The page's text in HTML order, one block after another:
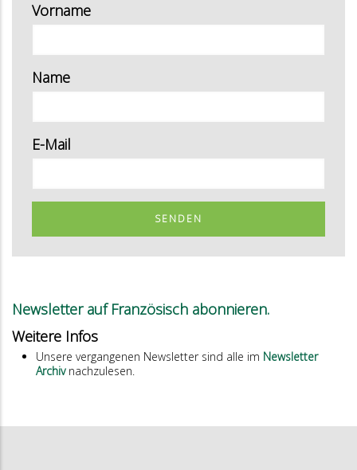
Vorname
Name
E-Mail
SENDEN
Newsletter auf Französisch abonnieren.
Weitere Infos
Unsere vergangenen Newsletter sind alle im Newsletter
Archivnachzulesen.